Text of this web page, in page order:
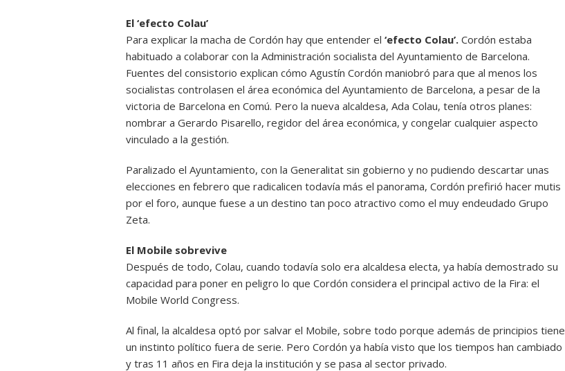
El ‘efecto Colau’
Para explicar la macha de Cordón hay que entender el ‘efecto Colau’. Cordón estaba
habituado a colaborar con la Administración socialista del Ayuntamiento de Barcelona.
Fuentes del consistorio explican cómo Agustín Cordón maniobró para que al menos los
socialistas controlasen el área económica del Ayuntamiento de Barcelona, a pesar de la
victoria de Barcelona en Comú. Pero la nueva alcaldesa, Ada Colau, tenía otros planes:
nombrar a Gerardo Pisarello, regidor del área económica, y congelar cualquier aspecto
vinculado a la gestión.
Paralizado el Ayuntamiento, con la Generalitat sin gobierno y no pudiendo descartar unas
elecciones en febrero que radicalicen todavía más el panorama, Cordón prefirió hacer mutis
por el foro, aunque fuese a un destino tan poco atractivo como el muy endeudado Grupo
Zeta.
El Mobile sobrevive
Después de todo, Colau, cuando todavía solo era alcaldesa electa, ya había demostrado su
capacidad para poner en peligro lo que Cordón considera el principal activo de la Fira: el
Mobile World Congress.
Al final, la alcaldesa optó por salvar el Mobile, sobre todo porque además de principios tiene
un instinto político fuera de serie. Pero Cordón ya había visto que los tiempos han cambiado
y tras 11 años en Fira deja la institución y se pasa al sector privado.